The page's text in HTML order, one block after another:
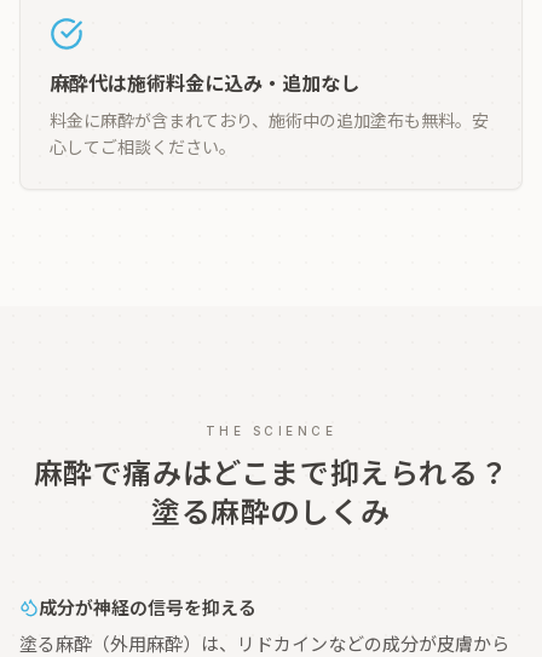
麻酔代は施術料金に込み・追加なし
料金に麻酔が含まれており、施術中の追加塗布も無料。安
心してご相談ください。
THE SCIENCE
麻酔で痛みはどこまで抑えられる？
塗る麻酔のしくみ
成分が神経の信号を抑える
塗る麻酔（外用麻酔）は、リドカインなどの成分が皮膚から